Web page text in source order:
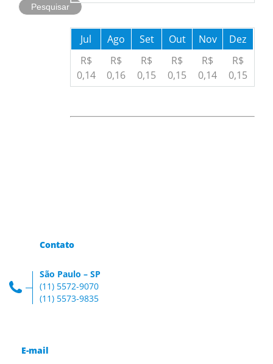
Jul Ago Set Out Nov
Dez
R$
0,14
R$
0,16
R$
0,15
R$
0,15
R$
0,14
R$
0,15
Contato
São Paulo – SP
(11) 5572-9070
(11) 5573-9835
E-mail